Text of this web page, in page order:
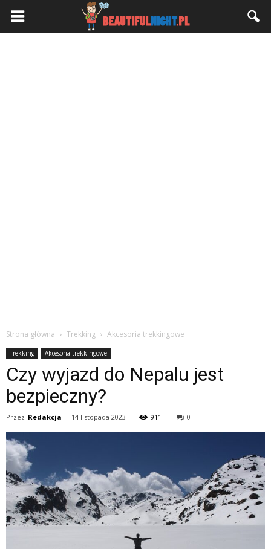
Strona główna Trekking Akcesoria trekkingowe
Trekking Akcesoria trekkingowe
Czy wyjazd do Nepalu jest
bezpieczny?
Przez Redakcja - 14 listopada 2023 911 0